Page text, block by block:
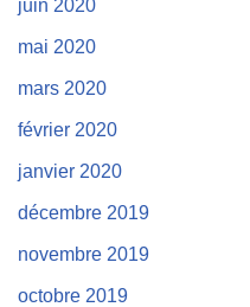
juin 2020
mai 2020
mars 2020
février 2020
janvier 2020
décembre 2019
novembre 2019
octobre 2019